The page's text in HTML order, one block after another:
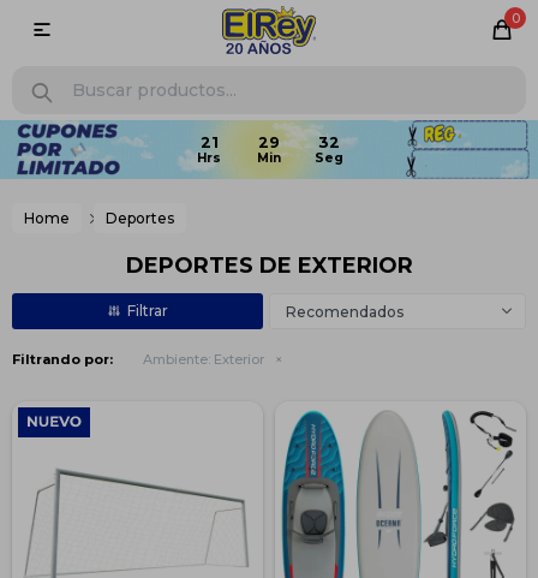
0

Home Deportes
DEPORTES DE EXTERIOR
Recomendados
Filtrando por: Ambiente: Exterior